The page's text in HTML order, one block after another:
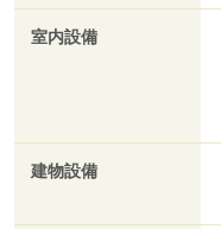
室内設備
建物設備